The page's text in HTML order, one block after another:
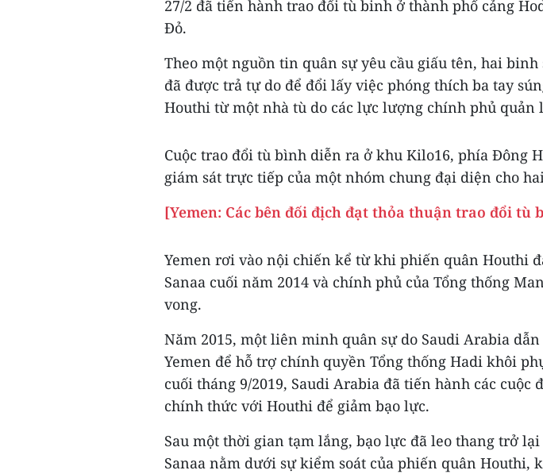
27/2 đã tiến hành trao đổi tù binh ở thành phố cảng
Đỏ.
Theo một nguồn tin quân sự yêu cầu giấu tên, hai
đã được trả tự do để đổi lấy việc phóng thích ba tay
Houthi từ một nhà tù do các lực lượng chính phủ quản
Cuộc trao đổi tù bình diễn ra ở khu Kilo16, phía Đông
giám sát trực tiếp của một nhóm chung đại diện cho
[Yemen: Các bên đối địch đạt thỏa thuận trao đổi tù
Yemen rơi vào nội chiến kể từ khi phiến quân Houthi
Sanaa cuối năm 2014 và chính phủ của Tổng thống
vong.
Năm 2015, một liên minh quân sự do Saudi Arabia
Yemen để hỗ trợ chính quyền Tổng thống Hadi khôi
cuối tháng 9/2019, Saudi Arabia đã tiến hành các cuộc
chính thức với Houthi để giảm bạo lực.
Sau một thời gian tạm lắng, bạo lực đã leo thang trở
Sanaa nằm dưới sự kiểm soát của phiến quân Houthi,